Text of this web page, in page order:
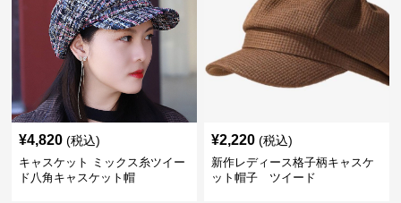
¥4,820 (税込)
キャスケット ミックス糸ツイー
ド八角キャスケット帽
¥2,220 (税込)
新作レディース格子柄キャスケ
ット帽子 ツイード